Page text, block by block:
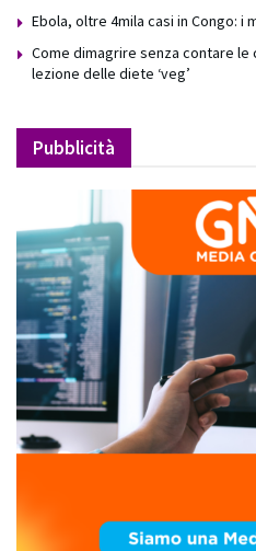
Ebola, oltre 4mila casi in Congo: i
Come dimagrire senza contare le
lezione delle diete ‘veg’
Pubblicità